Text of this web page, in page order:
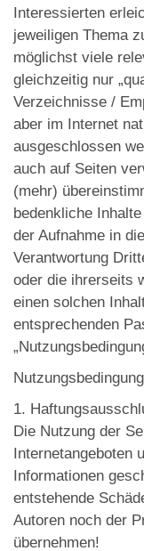
Interessierten
jeweiligen Thema
möglichst viele
gleichzeitig nur
Verzeichnisse /
aber im Internet
ausgeschlossen
auch auf Seiten
(mehr)
bedenkliche
der Aufnahme in
Verantwortung
oder die ihrerseits
einen solchen
entsprechenden
1.
Die Nutzung der
Internetangeboten
Informationen
entstehende
Autoren noch der
übernehmen!